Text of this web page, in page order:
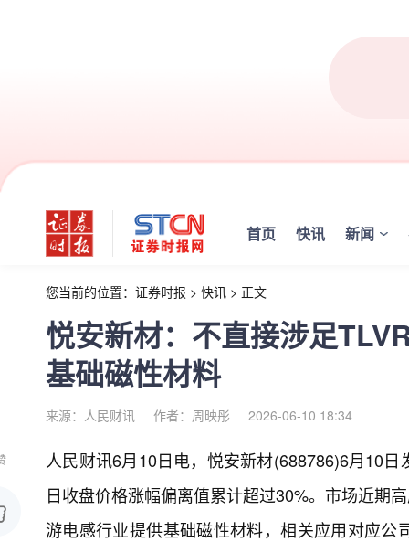
首页 快讯 新闻
您当前的位置： 证券时报 > 快讯 > 正文
悦安新材：不直接涉足
基础磁性材料
来源：人民财讯 作者：周映彤 2026-06-10 18:34
人民财讯6月10日电， 悦安新材(688786)6月10
日收盘价格涨幅偏离值累计超过30%。市场近期
游电感行业提供基础磁性材料，相关应用对应